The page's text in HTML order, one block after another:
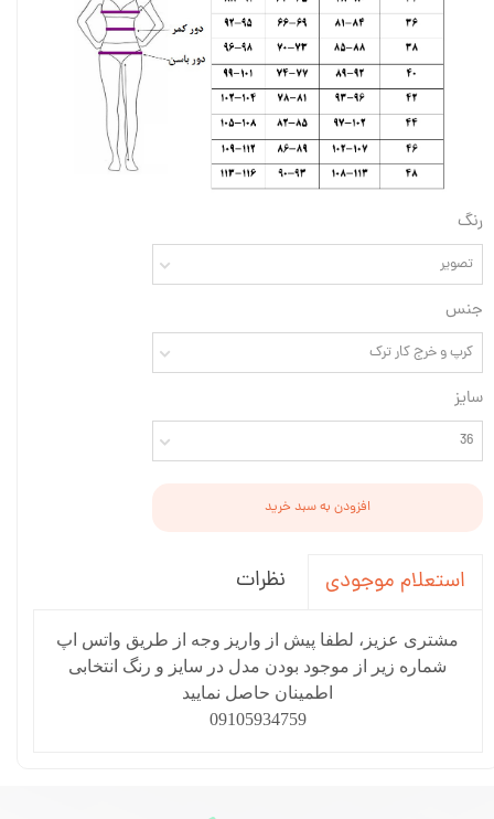
رنگ
تصویر
جنس
کرپ و خرج کار ترک
سایز
36
افزودن به سبد خرید
استعلام موجودی نظرات
مشتری عزیز، لطفا پیش از واریز وجه از طریق واتس اپ
شماره زیر از موجود بودن مدل در سایز و رنگ انتخابی
اطمینان حاصل نمایید
09105934759